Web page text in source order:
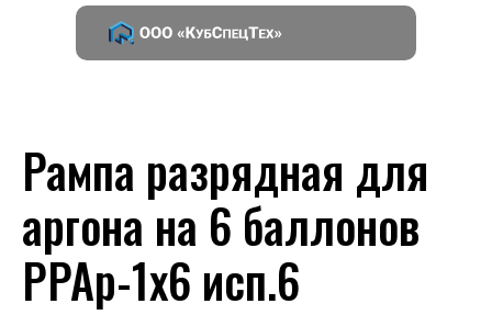
Рампа разрядная для
аргона на 6 баллонов
РРАр-1х6 исп.6